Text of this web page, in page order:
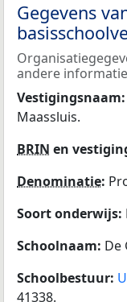
Gegevens
andere
Vestigingsnaam:
Maassluis.
BRIN en
Denominatie:
Soort onderwijs:
Schoolnaam: De
Schoolbestuur:
41338.